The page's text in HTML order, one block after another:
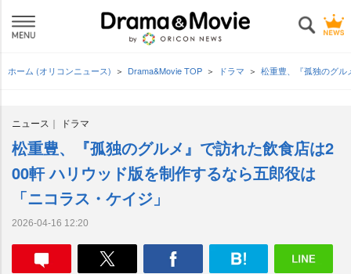
ホーム (オリコンニュース) Drama&Movie TOP ドラマ 松重豊、『孤独のグ
ニュース ドラマ
松重豊、『孤独のグルメ』で訪れた飲食店は2
00軒 ハリウッド版を制作するなら五郎役は
「ニコラス・ケイジ」
2026-04-16 12:20